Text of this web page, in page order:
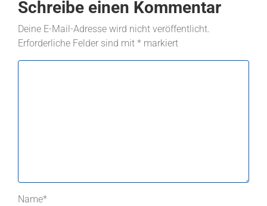
Schreibe einen Kommentar
Deine E-Mail-Adresse wird nicht veröffentlicht.
Erforderliche Felder sind mit * markiert
Name*